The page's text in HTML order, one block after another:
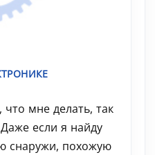
мне делать, так
если я найду
снаружи, похожую